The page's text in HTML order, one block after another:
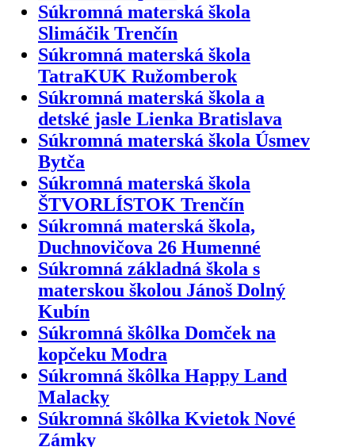
Súkromná materská škola
Slimáčik Trenčín
Súkromná materská škola
TatraKUK Ružomberok
Súkromná materská škola a
detské jasle Lienka Bratislava
Súkromná materská škola Úsmev
Bytča
Súkromná materská škola
ŠTVORLÍSTOK Trenčín
Súkromná materská škola,
Duchnovičova 26 Humenné
Súkromná základná škola s
materskou školou Jánoš Dolný
Kubín
Súkromná škôlka Domček na
kopčeku Modra
Súkromná škôlka Happy Land
Malacky
Súkromná škôlka Kvietok Nové
Zámky